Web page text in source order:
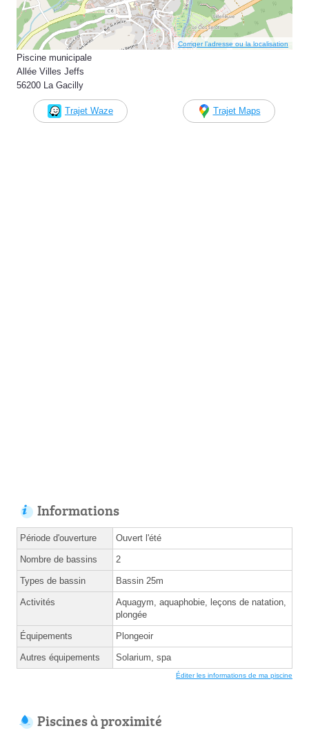
Corriger l’adresse ou la localisation
Piscine municipale
Allée Villes Jeffs
56200 La Gacilly
Trajet Waze Trajet Maps
Informations
Période d'ouverture Ouvert l'été
Nombre de bassins 2
Types de bassin Bassin 25m
Activités
Aquagym, aquaphobie, leçons de natation,
plongée
Équipements Plongeoir
Autres équipements Solarium, spa
Éditer les informations de ma piscine
Piscines à proximité